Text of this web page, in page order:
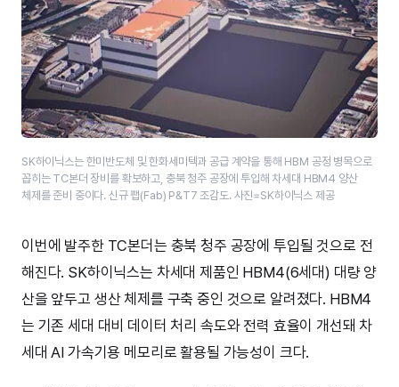
SK하이닉스는 한미반도체 및 한화세미텍과 공급 계약을 통해 HBM 공정 병목으로
꼽히는 TC본더​ 장비를 확보하고, 충북 청주 공장에 투입해 차세대 HBM4 양산
체제를 준비 중이다. 신규 팹(Fab) P&T7 조감도.​ 사진=SK하이닉스 제공
이번에 발주한 TC본더는 충북 청주 공장에 투입될 것으로 전
해진다. SK하이닉스는 차세대 제품인 HBM4(6세대) 대량 양
산을 앞두고 생산 체제를 구축 중인 것으로 알려졌다. HBM4
는 기존 세대 대비 데이터 처리 속도와 전력 효율이 개선돼 차
세대 AI 가속기용 메모리로 활용될 가능성이 크다.